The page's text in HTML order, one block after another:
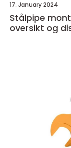
17. January 2024
Stålpipe
oversikt og